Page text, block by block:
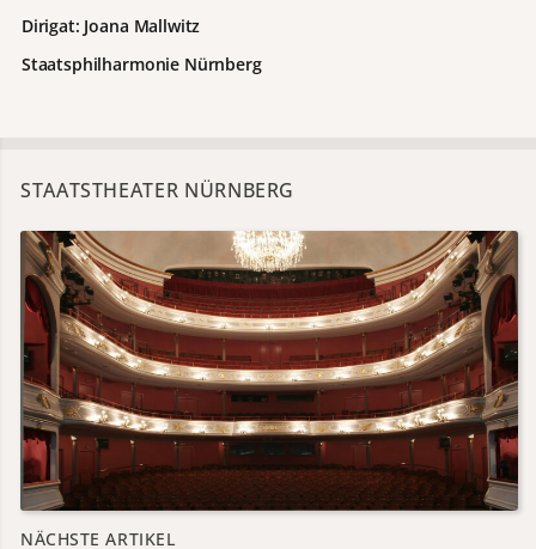
Dirigat: Joana Mallwitz
Staatsphilharmonie Nürnberg
STAATSTHEATER NÜRNBERG
NÄCHSTE ARTIKEL